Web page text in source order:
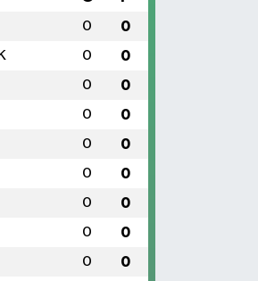
0 0
0 0
0 0
0 0
0 0
0 0
0 0
0 0
0 0